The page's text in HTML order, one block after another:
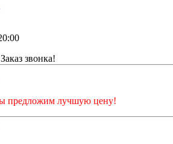
Заказ звонка!
предложим лучшую цену!